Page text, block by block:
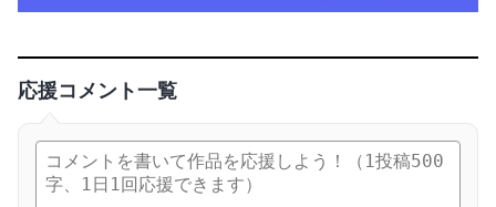
応援コメント一覧